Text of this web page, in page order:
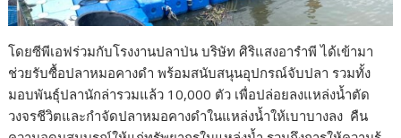
โดยซีพีเอฟร่วมกับโรงงานปลาป่น บริษัท ศิริแสงอารำพี ได้เข้ามา
ช่วยรับซื้อปลาหมอคางดำ พร้อมสนับสนุนอุปกรณ์จับปลา รวมทั้ง
มอบพันธุ์ปลานักล่ารวมแล้ว 10,000 ตัว เพื่อปล่อยลงแหล่งน้ำตัด
วงจรชีวิตและกำจัดปลาหมอคางดำในแหล่งน้ำให้เบาบางลง คืน